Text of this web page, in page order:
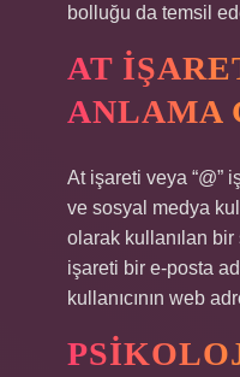
bolluğu da temsil
AT
ANLAMA
At işareti veya “@”
ve sosyal medya
olarak kullanılan bir
işareti bir e-posta
kullanıcının web